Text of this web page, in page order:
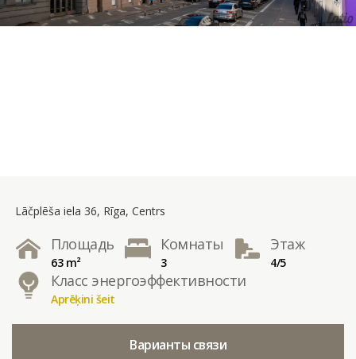
Lāčplēša iela 36, Rīga, Centrs
Площадь
63 m²
Комнаты
3
Этаж
4/5
Класс энергоэффективности
Aprēķini šeit
Варианты связи